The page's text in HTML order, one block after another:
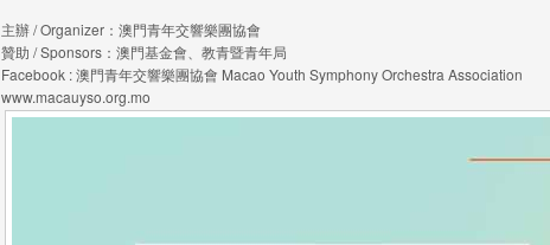
主辦 / Organizer：澳門青年交響樂團協會
贊助 / Sponsors：澳門基金會、教青暨青年局
Facebook : 澳門青年交響樂團協會 Macao Youth Symphony Orchestra Association
www.macauyso.org.mo